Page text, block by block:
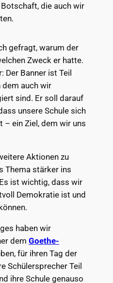
die auch wir
gefragt, warum der
Zweck er hatte.
Der Banner ist Teil
dem auch wir
sind. Er soll darauf
unsere Schule sich
ein Ziel, dem wir uns
Aktionen zu
Thema stärker ins
ist wichtig, dass wir
Demokratie ist und
haben wir
dem Goethe-
für ihren Tag der
Schülersprecher Teil
ihre Schule genauso